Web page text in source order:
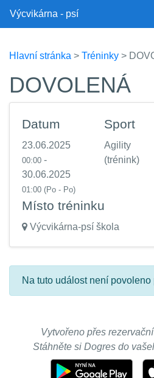
Výcvikárna - psí
Hlavní stránka > Tréninky >
DOVOLENÁ
Datum
23.06.2025
00:00 -
30.06.2025
01:00 (Po - Po)
Sport
Agility
(trénink)
Místo tréninku
Výcvikárna-psí škola
Na tuto událost není
Vytvořeno přes
Stáhněte si Dogres do